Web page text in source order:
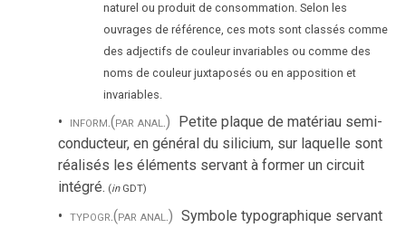
naturel ou produit de consommation. Selon les
ouvrages de référence, ces mots sont classés comme
des adjectifs de couleur invariables ou comme des
noms de couleur juxtaposés ou en apposition et
invariables.
inform.(par anal.) Petite plaque de matériau semi-
conducteur, en général du silicium, sur laquelle sont
réalisés les éléments servant à former un circuit
intégré. (inGDT)
typogr.(par anal.) Symbole typographique servant